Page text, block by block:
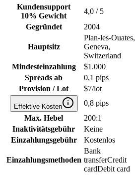
Kundensupport
10% Gewicht
4,0 / 5
Gegründet
2004
Hauptsitz
Plan-les-Ouates,
Geneva,
Switzerland
Mindesteinzahlung
$1.000
Spreads ab
0,1 pips
Provision / Lot
$7/lot
Effektive Kosten 0,8 pips
Max. Hebel
200:1
Inaktivitätsgebühr
Keine
Einzahlungsgebühr
Kostenlos
Einzahlungsmethoden
Bank
transferCredit
cardDebit card